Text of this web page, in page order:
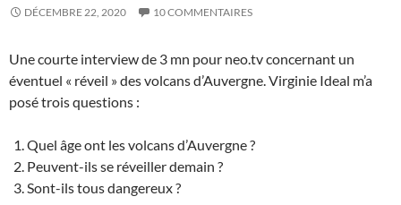
DÉCEMBRE 22, 2020 10 COMMENTAIRES
Une courte interview de 3 mn pour neo.tv concernant un
éventuel « réveil » des volcans d’Auvergne. Virginie Ideal m’a
posé trois questions :
Quel âge ont les volcans d’Auvergne ?
Peuvent-ils se réveiller demain ?
Sont-ils tous dangereux ?